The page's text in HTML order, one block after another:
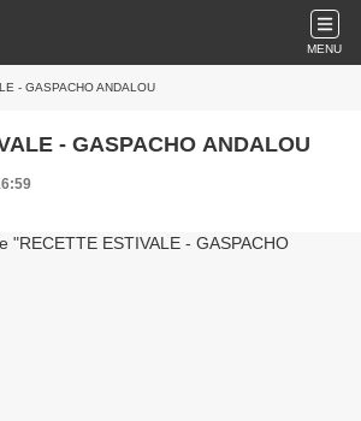
MENU
- GASPACHO ANDALOU
- GASPACHO ANDALOU